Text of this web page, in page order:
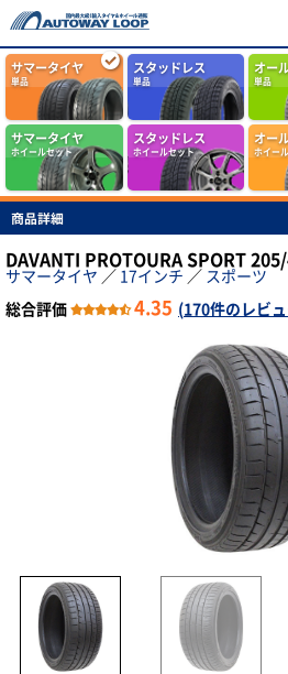
サマータイヤ
単品
スタッドレス
単品
オー
単品
サマータイヤ
ホイールセット
スタッドレス
ホイールセット
オー
ホイー
商品詳細
DAVANTI PROTOURA SPORT
サマータイヤ ／ 17インチ ／ スポーツ
総合評価
4.35 (170件のレビ